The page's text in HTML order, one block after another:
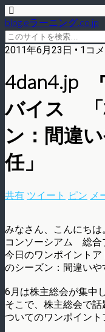
blog.eラーニング.co.jp
2011年6月23日 • 1コ
4dan4.jp
バイス 「
ン：間違
任」
共有 ツイート ピン メ
みなさん、こんにち
コンソーシアム 総合
今日のワンポイント
のシーズン：間違いや
6月は株主総会が集中
そこで、株主総会で
ついてのワンポイント